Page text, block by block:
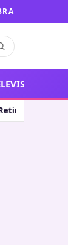
ही नहीं, इन 5